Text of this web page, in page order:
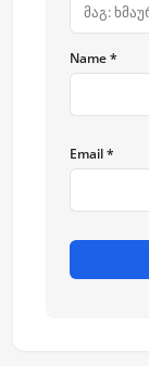
Name *
Email *